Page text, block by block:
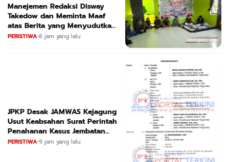
Manejemen Redaksi Disway
Takedow dan Meminta Maaf
atas Berita yang Menyudutkan
APL
PERISTIWA•8 jam yang lalu
JPKP Desak JAMWAS Kejagung
Usut Keabsahan Surat Perintah
Penahanan Kasus Jembatan
CIRAUCI II
PERISTIWA•9 jam yang lalu